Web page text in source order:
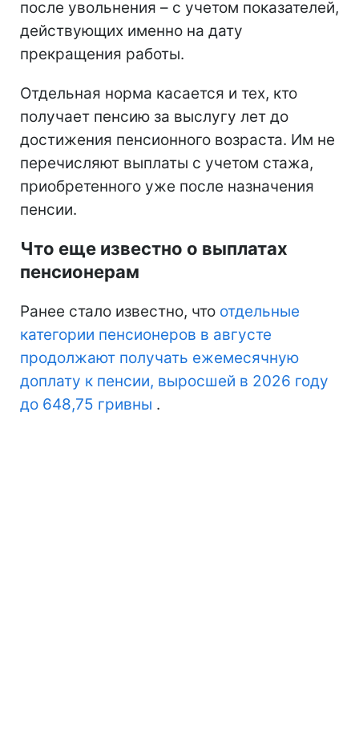
после увольнения – с учетом показателей,
действующих именно на дату
прекращения работы.
Отдельная норма касается и тех, кто
получает пенсию за выслугу лет до
достижения пенсионного возраста. Им не
перечисляют выплаты с учетом стажа,
приобретенного уже после назначения
пенсии.
Что еще известно о выплатах
пенсионерам
Ранее стало известно, что отдельные
категории пенсионеров в августе
продолжают получать ежемесячную
доплату к пенсии, выросшей в 2026 году
до 648,75 гривны .